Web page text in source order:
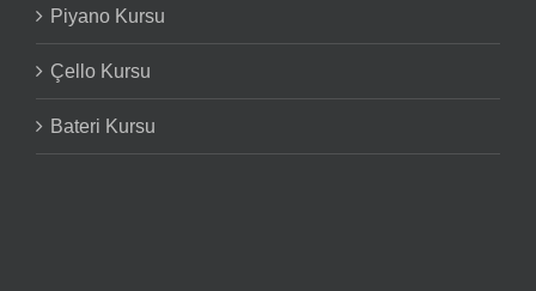
Piyano Kursu
Çello Kursu
Bateri Kursu